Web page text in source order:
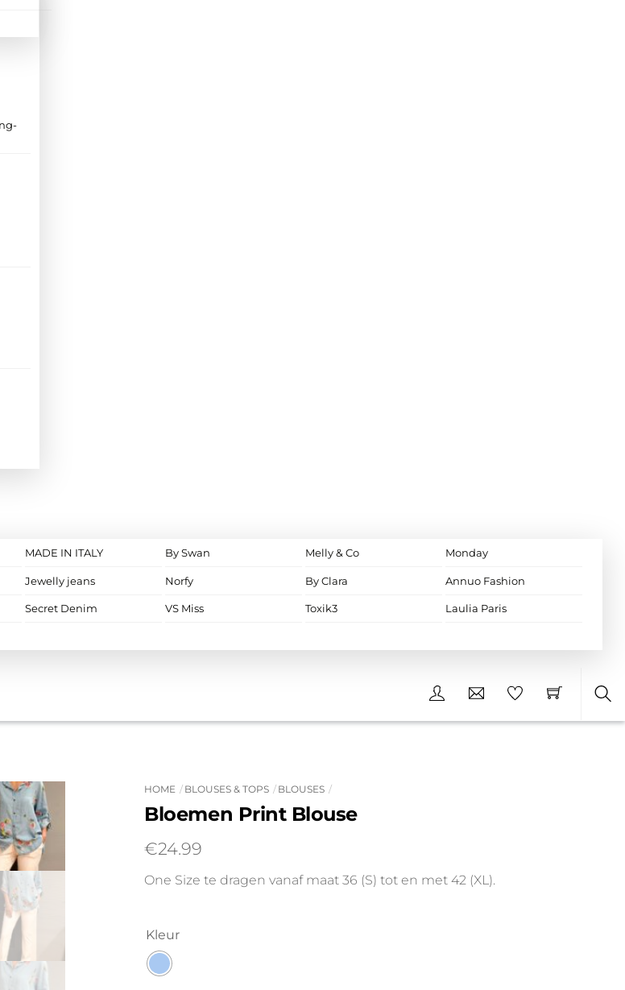
MADE IN ITALY By Swan Melly & Co Monday
Jewelly jeans Norfy By Clara Annuo Fashion
Secret Denim VS Miss Toxik3 Laulia Paris
HOME BLOUSES & TOPS BLOUSES
Bloemen Print Blouse
€24.99
One Size te dragen vanaf maat 36 (S) tot en met 42 (XL).
Kleur